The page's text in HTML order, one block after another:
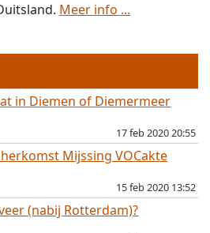
Meer info ...
in Diemen of Diemermeer
17 feb 2020 20:55
Mijssing VOCakte
15 feb 2020 13:52
(nabij Rotterdam)?